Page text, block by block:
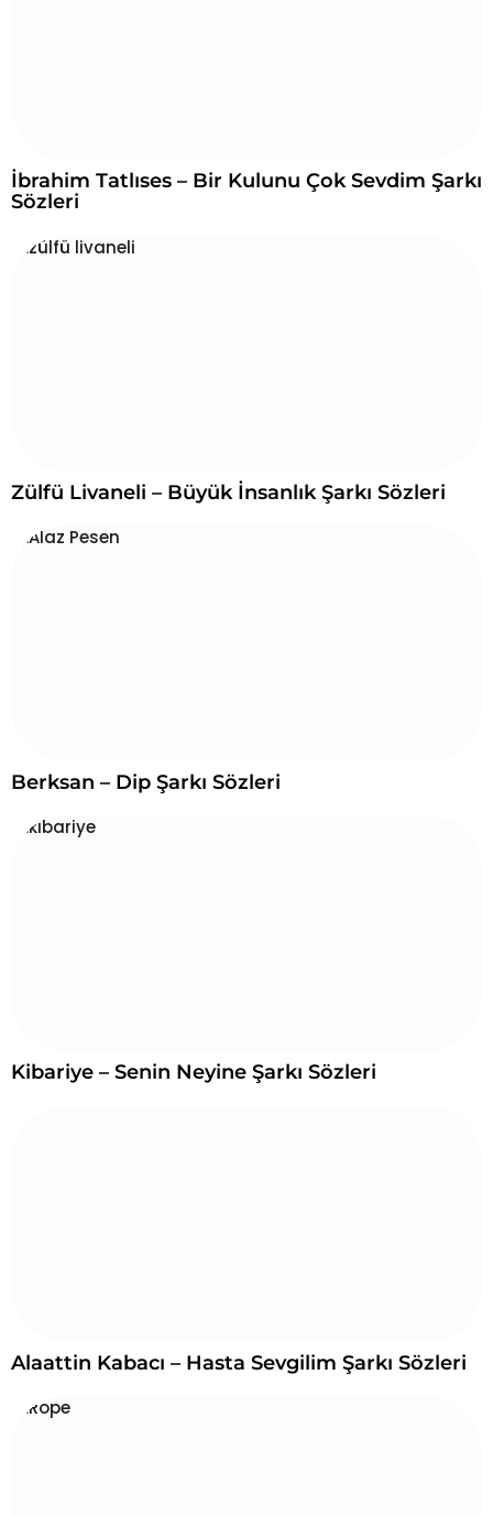
İbrahim Tatlıses – Bir Kulunu Çok Sevdim Şarkı
Sözleri
Zülfü Livaneli – Büyük İnsanlık Şarkı Sözleri
Berksan – Dip Şarkı Sözleri
Kibariye – Senin Neyine Şarkı Sözleri
Alaattin Kabacı – Hasta Sevgilim Şarkı Sözleri